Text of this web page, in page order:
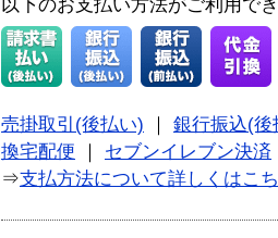
以下のお支払い方法がご利用で
売掛取引(後払い)
銀行振込(後
換宅配便
セブンイレブン決済
⇒支払方法について詳しくはこ